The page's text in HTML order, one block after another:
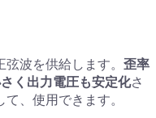
波を供給します。 歪率
く出力電圧も安定化さ
、使用できます。